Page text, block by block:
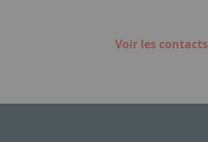
Voir les contacts